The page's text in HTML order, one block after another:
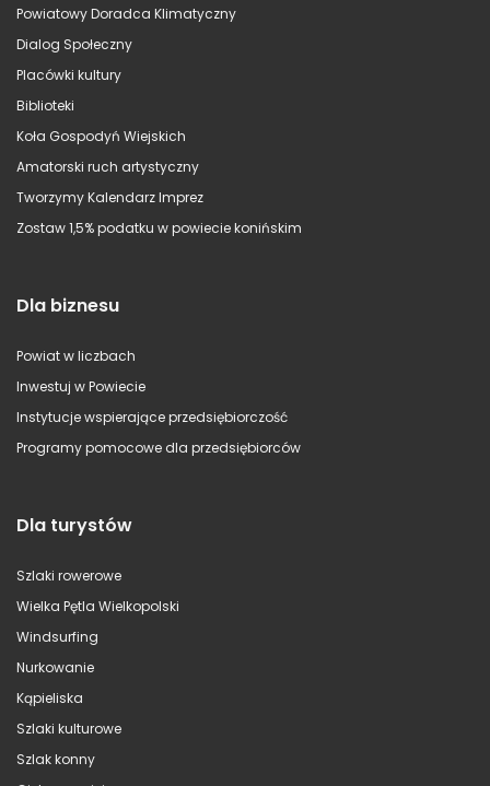
Powiatowy Doradca Klimatyczny
Dialog Społeczny
Placówki kultury
Biblioteki
Koła Gospodyń Wiejskich
Amatorski ruch artystyczny
Tworzymy Kalendarz Imprez
Zostaw 1,5% podatku w powiecie konińskim
Dla biznesu
Powiat w liczbach
Inwestuj w Powiecie
Instytucje wspierające przedsiębiorczość
Programy pomocowe dla przedsiębiorców
Dla turystów
Szlaki rowerowe
Wielka Pętla Wielkopolski
Windsurfing
Nurkowanie
Kąpieliska
Szlaki kulturowe
Szlak konny